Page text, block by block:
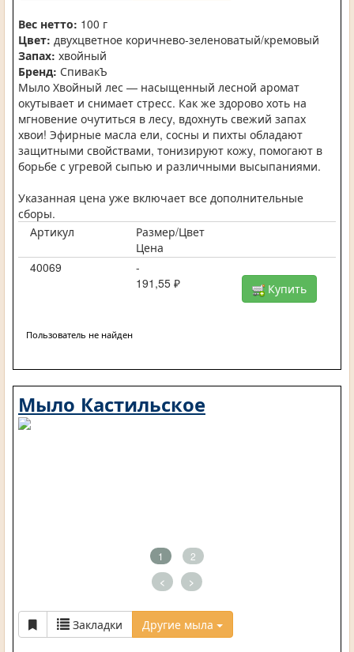
Вес нетто: 100 г
Цвет: двухцветное коричнево-зеленоватый/кремовый
Запах: хвойный
Бренд: СпивакЪ
Мыло Хвойный лес — насыщенный лесной аромат
окутывает и снимает стресс. Как же здорово хоть на
мгновение очутиться в лесу, вдохнуть свежий запах
хвои! Эфирные масла ели, сосны и пихты обладают
защитными свойствами, тонизируют кожу, помогают в
борьбе с угревой сыпью и различными высыпаниями.
Указанная цена уже включает все дополнительные
сборы.
Артикул
Размер/Цвет
Цена
40069
-
191,55 ₽
Купить
Пользователь не найден
Мыло Кастильское
1 2
< >
Закладки Другие мыла